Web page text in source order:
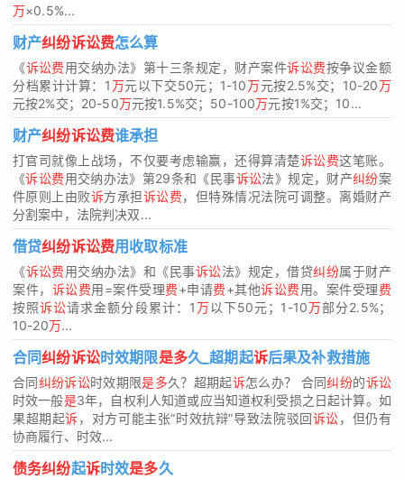
万×0.5%...
财产纠纷诉讼费怎么算
《诉讼费用交纳办法》第十三条规定，财产案件诉讼费按争议金额
分档累计计算：1万元以下交50元；1-10万元按2.5%交；10-20万
元按2%交；20-50万元按1.5%交；50-100万元按1%交；10...
财产纠纷诉讼费谁承担
打官司就像上战场，不仅要考虑输赢，还得算清楚诉讼费这笔账。
《诉讼费用交纳办法》第29条和《民事诉讼法》规定，财产纠纷案
件原则上由败诉方承担诉讼费，但特殊情况法院可调整。离婚财产
分割案中，法院判决双...
借贷纠纷诉讼费用收取标准
《诉讼费用交纳办法》和《民事诉讼法》规定，借贷纠纷属于财产
案件， 诉讼费用=案件受理费+申请费+其他诉讼费用。案件受理费
按照诉讼请求金额分段累计：1万以下50元；1-10万部分2.5%；
10-20万...
合同纠纷诉讼时效期限是多久_超期起诉后果及补救措施
合同纠纷诉讼时效期限是多久？超期起诉怎么办？ 合同纠纷的诉讼
时效一般是3年，自权利人知道或应当知道权利受损之日起计算。如
果超期起诉，对方可能主张“时效抗辩”导致法院驳回诉讼，但仍有
协商履行、时效...
债务纠纷起诉时效是多久